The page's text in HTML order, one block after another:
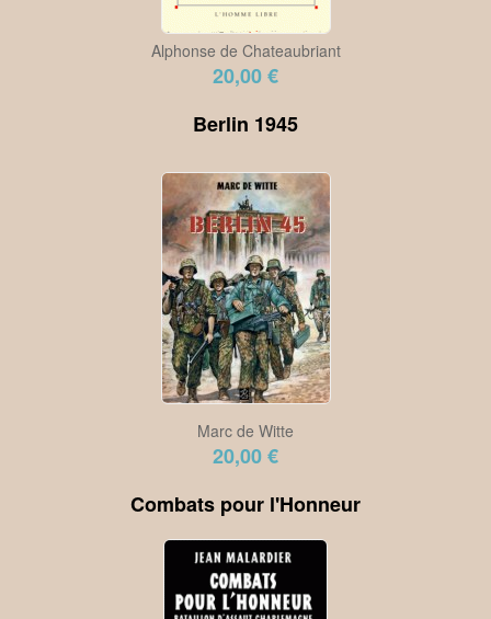
Alphonse de Chateaubriant
20,00 €
Berlin 1945
Marc de Witte
20,00 €
Combats pour l'Honneur